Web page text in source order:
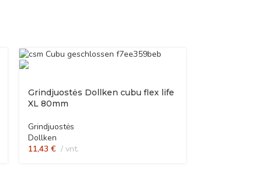
Grindjuostės Dollken cubu flex life
XL 80mm
Grindjuostės
Dollken
11,43 € vnt.